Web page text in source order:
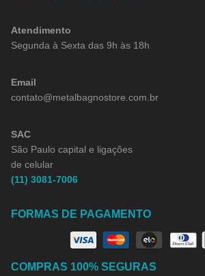
Atendimento
Segunda à Sexta das 9h às 18h
Email
contato@metalbagnostore.com.br
SAC
São Paulo capital e ligações
de celular
(11) 3081-7006
FORMAS DE PAGAMENTO
COMPRAS 100% SEGURAS